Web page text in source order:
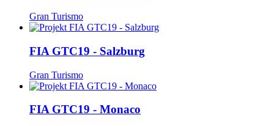
Gran Turismo
FIA GTC19 - Salzburg
Gran Turismo
FIA GTC19 - Monaco